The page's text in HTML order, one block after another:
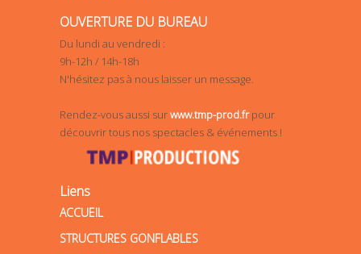
OUVERTURE DU BUREAU
Du lundi au vendredi :
9h-12h / 14h-18h
N'hésitez pas à nous laisser un message.
Rendez-vous aussi surwww.tmp-prod.frpour
découvrir tous nos spectacles & événements !
Liens
ACCUEIL
STRUCTURES GONFLABLES